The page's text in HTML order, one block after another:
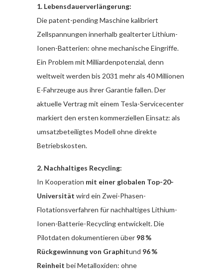
1. Lebensdauerverlängerung:
Die patent-pending Maschine kalibriert
Zellspannungen innerhalb gealterter Lithium-
Ionen-Batterien: ohne mechanische Eingriffe.
Ein Problem mit Milliardenpotenzial, denn
weltweit werden bis 2031 mehr als 40 Millionen
E-Fahrzeuge aus ihrer Garantie fallen. Der
aktuelle Vertrag mit einem Tesla-Servicecenter
markiert den ersten kommerziellen Einsatz: als
umsatzbeteiligtes Modell ohne direkte
Betriebskosten.
2. Nachhaltiges Recycling:
In Kooperation mit einer globalen Top-20-
Universität wird ein Zwei-Phasen-
Flotationsverfahren für nachhaltiges Lithium-
Ionen-Batterie-Recycling entwickelt. Die
Pilotdaten dokumentieren über 98 %
Rückgewinnung von Graphitund 96 %
Reinheit bei Metalloxiden: ohne